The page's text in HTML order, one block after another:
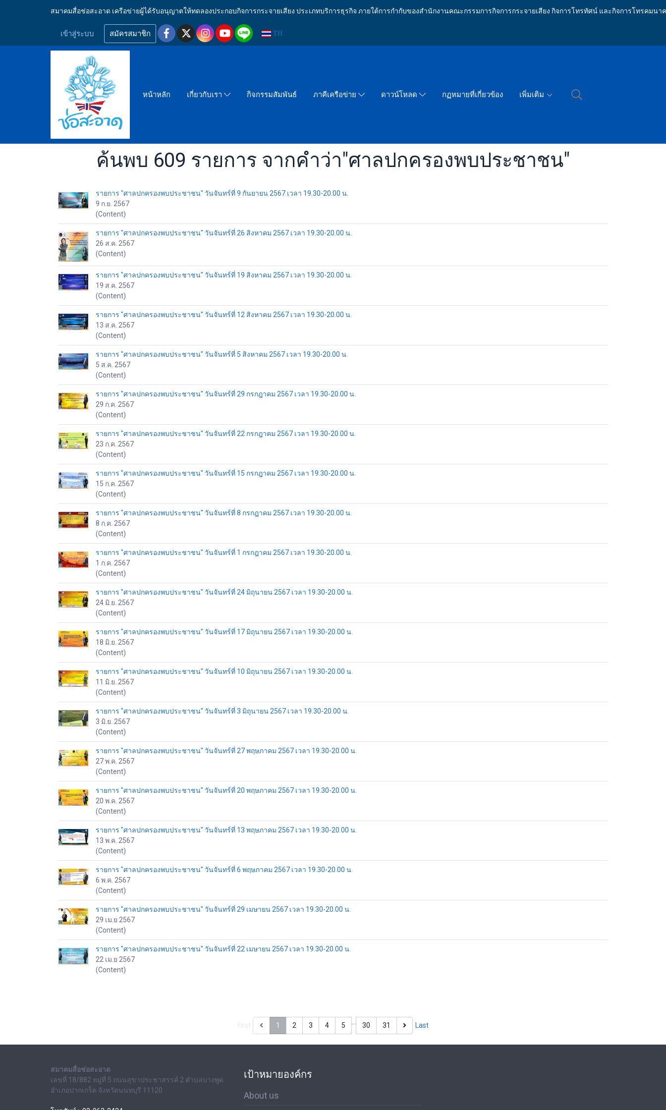
สมาคมสื่อช่อสะอาด เครือข่ายผู้ได้รับอนุญาตให้ทดลองประกอบกิจการกระจายเสียง ประเภทบริการธุรกิจ ภายใต้การกำกับของสำนักงานคณะกรรมการกิจการกระจายเสียง กิจการโทรทัศน์ และกิจการโทรคมนา
เข้าสู่ระบบ สมัครสมาชิก TH
หน้าหลัก เกี่ยวกับเรา กิจกรรมสัมพันธ์ ภาคีเครือข่าย ดาวน์โหลด กฏหมายที่เกี่ยวข้อง เพิ่มเติม
ค้นพบ 609 รายการ จากคำว่า"ศาลปกครองพบประชาชน"
รายการ "ศาลปกครองพบประชาชน" วันจันทร์ที่ 9 กันยายน 2567 เวลา 19.30-20.00 น.
9 ก.ย. 2567
(Content)
รายการ "ศาลปกครองพบประชาชน" วันจันทร์ที่ 26 สิงหาคม 2567 เวลา 19.30-20.00 น.
26 ส.ค. 2567
(Content)
รายการ "ศาลปกครองพบประชาชน" วันจันทร์ที่ 19 สิงหาคม 2567 เวลา 19.30-20.00 น.
19 ส.ค. 2567
(Content)
รายการ "ศาลปกครองพบประชาชน" วันจันทร์ที่ 12 สิงหาคม 2567 เวลา 19.30-20.00 น.
13 ส.ค. 2567
(Content)
รายการ "ศาลปกครองพบประชาชน" วันจันทร์ที่ 5 สิงหาคม 2567 เวลา 19.30-20.00 น.
5 ส.ค. 2567
(Content)
รายการ "ศาลปกครองพบประชาชน" วันจันทร์ที่ 29 กรกฎาคม 2567 เวลา 19.30-20.00 น.
29 ก.ค. 2567
(Content)
รายการ "ศาลปกครองพบประชาชน" วันจันทร์ที่ 22 กรกฎาคม 2567 เวลา 19.30-20.00 น.
23 ก.ค. 2567
(Content)
รายการ "ศาลปกครองพบประชาชน" วันจันทร์ที่ 15 กรกฎาคม 2567 เวลา 19.30-20.00 น.
15 ก.ค. 2567
(Content)
รายการ "ศาลปกครองพบประชาชน" วันจันทร์ที่ 8 กรกฎาคม 2567 เวลา 19.30-20.00 น.
8 ก.ค. 2567
(Content)
รายการ "ศาลปกครองพบประชาชน" วันจันทร์ที่ 1 กรกฎาคม 2567 เวลา 19.30-20.00 น.
1 ก.ค. 2567
(Content)
รายการ "ศาลปกครองพบประชาชน" วันจันทร์ที่ 24 มิถุนายน 2567 เวลา 19.30-20.00 น.
24 มิ.ย. 2567
(Content)
รายการ "ศาลปกครองพบประชาชน" วันจันทร์ที่ 17 มิถุนายน 2567 เวลา 19.30-20.00 น.
18 มิ.ย. 2567
(Content)
รายการ "ศาลปกครองพบประชาชน" วันจันทร์ที่ 10 มิถุนายน 2567 เวลา 19.30-20.00 น.
11 มิ.ย. 2567
(Content)
รายการ "ศาลปกครองพบประชาชน" วันจันทร์ที่ 3 มิถุนายน 2567 เวลา 19.30-20.00 น.
3 มิ.ย. 2567
(Content)
รายการ "ศาลปกครองพบประชาชน" วันจันทร์ที่ 27 พฤษภาคม 2567 เวลา 19.30-20.00 น.
27 พ.ค. 2567
(Content)
รายการ "ศาลปกครองพบประชาชน" วันจันทร์ที่ 20 พฤษภาคม 2567 เวลา 19.30-20.00 น.
20 พ.ค. 2567
(Content)
รายการ "ศาลปกครองพบประชาชน" วันจันทร์ที่ 13 พฤษภาคม 2567 เวลา 19.30-20.00 น.
13 พ.ค. 2567
(Content)
รายการ "ศาลปกครองพบประชาชน" วันจันทร์ที่ 6 พฤษภาคม 2567 เวลา 19.30-20.00 น.
6 พ.ค. 2567
(Content)
รายการ "ศาลปกครองพบประชาชน" วันจันทร์ที่ 29 เมษายน 2567 เวลา 19.30-20.00 น.
29 เม.ย 2567
(Content)
รายการ "ศาลปกครองพบประชาชน" วันจันทร์ที่ 22 เมษายน 2567 เวลา 19.30-20.00 น.
22 เม.ย 2567
(Content)
1 2 3 4 5 30 31 Last
สมาคมสื่อช่อสะอาด
เลขที่ 18/882 หมู่ที่ 5 ถนนสุขาประชาสรรค์ 2 ตำบลบางพูด
อำเภอปากเกร็ด จังหวัดนนทบุรี 11120
เป้าหมายองค์กร
About us